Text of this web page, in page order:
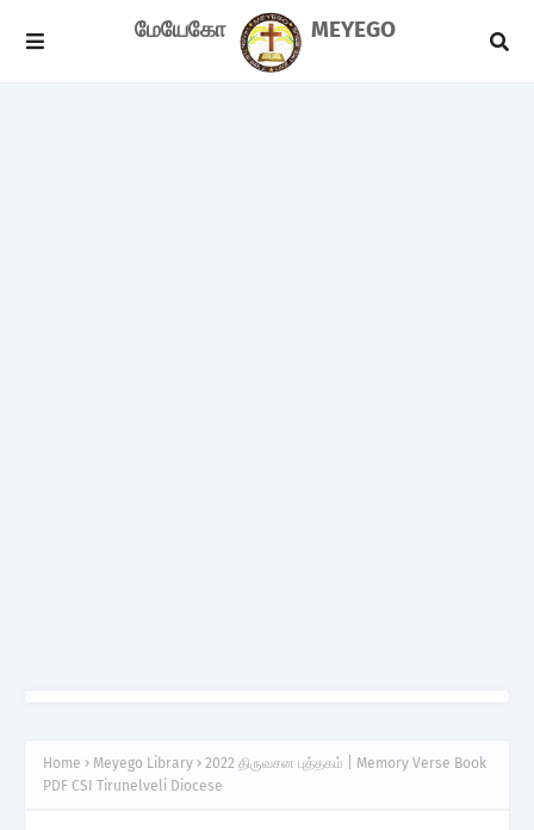
மேயேகோ MEYEGO
Home Meyego Library
2022 திருவசன புத்தகம் | Memory Verse Book
PDF CSI Tirunelveli Diocese